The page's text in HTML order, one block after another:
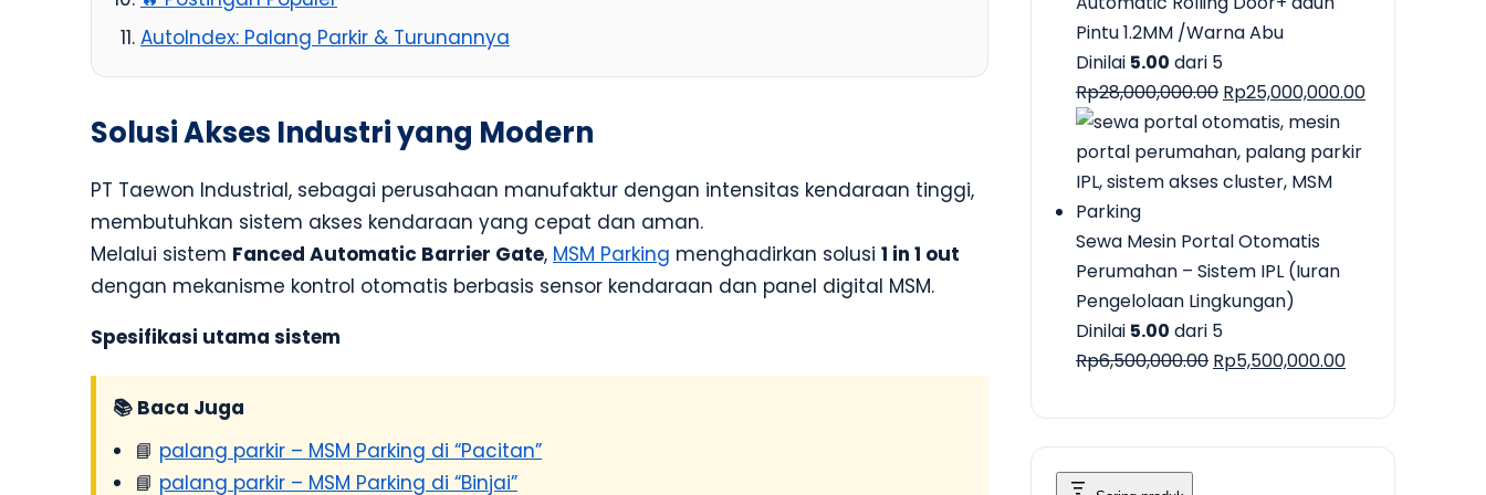
AutoIndex: Palang Parkir & Turunannya
Solusi Akses Industri yang Modern
PT Taewon Industrial, sebagai perusahaan manufaktur dengan intensitas kendaraan tinggi,
membutuhkan sistem akses kendaraan yang cepat dan aman.
Melalui sistem Fanced Automatic Barrier Gate, MSM Parking menghadirkan solusi 1 in 1 out
dengan mekanisme kontrol otomatis berbasis sensor kendaraan dan panel digital MSM.
Spesifikasi utama sistem
📚 Baca Juga
📘 palang parkir – MSM Parking di “Pacitan”
📘 palang parkir – MSM Parking di “Binjai”
Pintu 1.2MM /Warna Abu
Dinilai 5.00 dari 5
Rp28,000,000.00 Harga
aslinya
adalah:
Rp28,000,000.00.
Rp25,000,000.00Harga
Sewa Mesin Portal Otomatis
Perumahan – Sistem IPL (Iuran
Pengelolaan Lingkungan)
Dinilai 5.00 dari 5
Rp6,500,000.00 Harga
adalah:
Rp6,500,000.00.
Rp5,500,000.00Harga
ini
adalah: